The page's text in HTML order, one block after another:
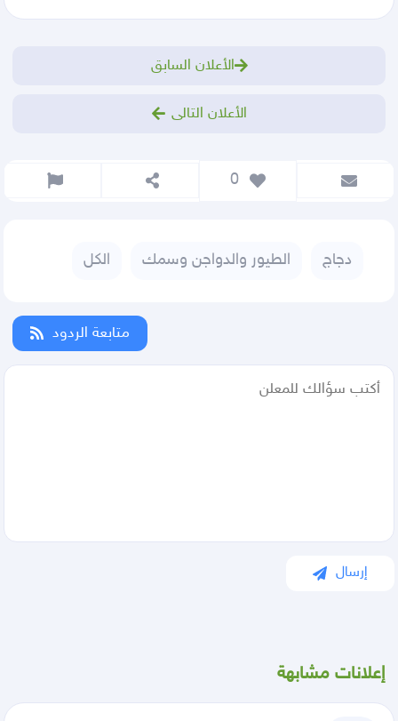
إعلانات مشابهة
الأعلان السابق
الأعلان التالى
دجاج الطيور والدواجن وسمك الكل
متابعة الردود
إرسال